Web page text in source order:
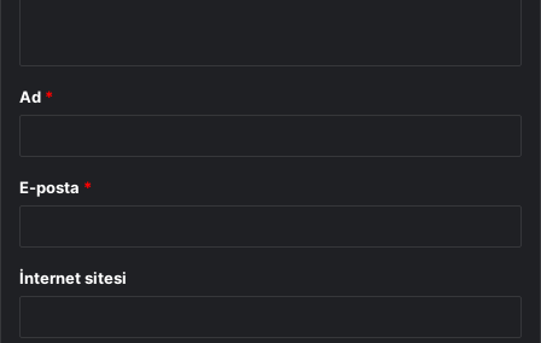
Ad *
E-posta *
İnternet sitesi